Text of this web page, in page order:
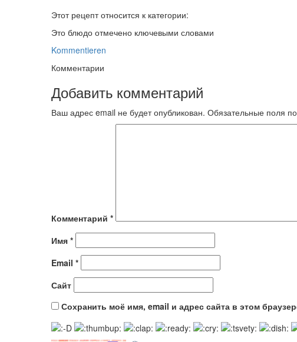
Этот рецепт относится к категории:
Это блюдо отмечено ключевыми словами
Kommentieren
Комментарии
Добавить комментарий
Ваш адрес email не будет опубликован. Обязательные поля
Комментарий *
Имя *
Email *
Сайт
Сохранить моё имя, email и адрес сайта в этом